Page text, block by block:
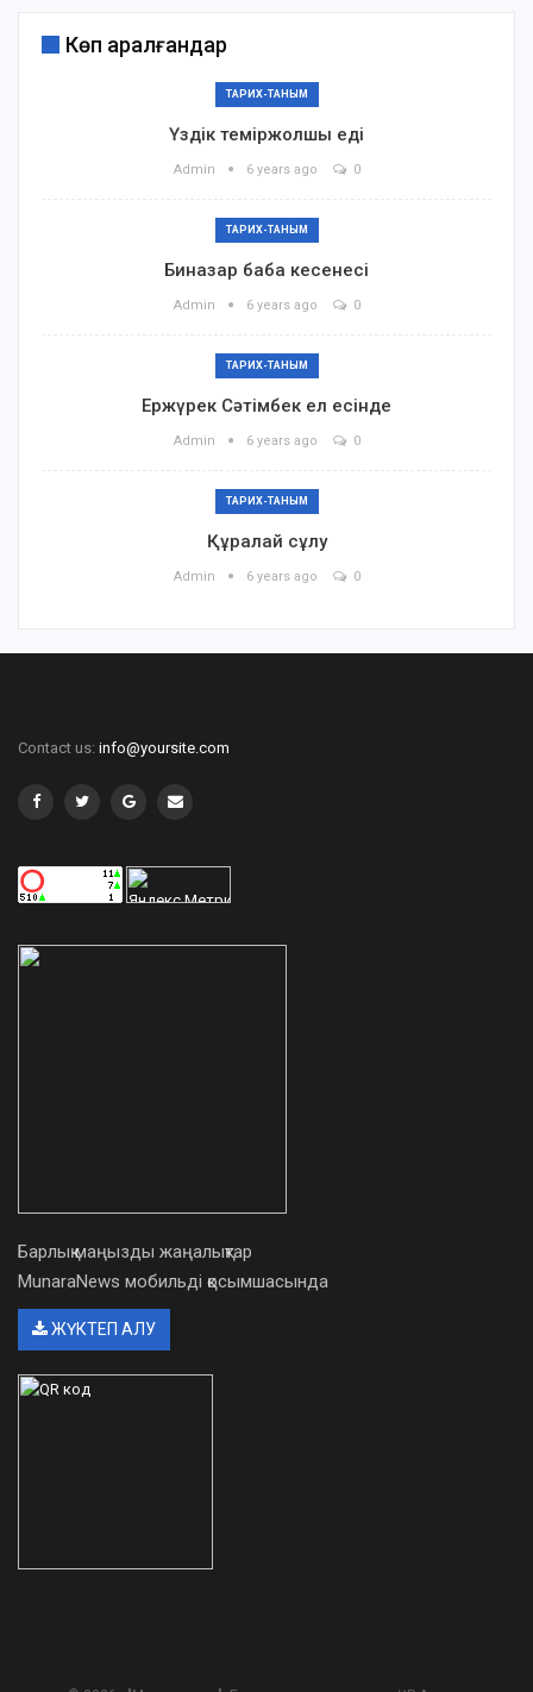
Көп қаралғандар
ТАРИХ-ТАНЫМ
Үздік теміржолшы еді
Admin 6 years ago 0
ТАРИХ-ТАНЫМ
Биназар баба кесенесі
Admin 6 years ago 0
ТАРИХ-ТАНЫМ
Ержүрек Сәтімбек ел есінде
Admin 6 years ago 0
ТАРИХ-ТАНЫМ
Құралай сұлу
Admin 6 years ago 0
Contact us: info@yoursite.com
Барлық маңызды жаңалықтар
MunaraNews мобильді қосымшасында
ЖҮКТЕП АЛУ